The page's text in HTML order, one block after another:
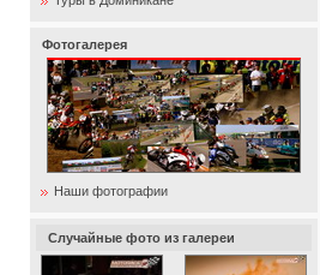
Фотогалерея
Наши фотографии
Случайные фото из галереи